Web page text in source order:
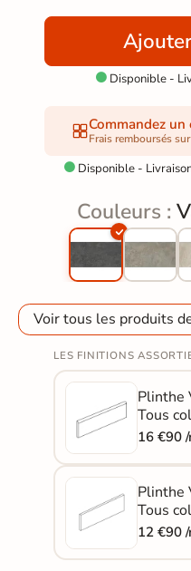
Disponible -
Commandez
Frais remboursés
 Disponible -
Couleurs :
Voir tous les produits
LES FINITIONS
Plinthe
Tous
16 €90
Plinthe
Tous
12 €90